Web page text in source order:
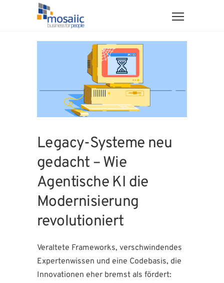
Legacy-Systeme neu
gedacht – Wie
Agentische KI die
Modernisierung
revolutioniert
Veraltete Frameworks, verschwindendes
Expertenwissen und eine Codebasis, die
Innovationen eher bremst als fördert: